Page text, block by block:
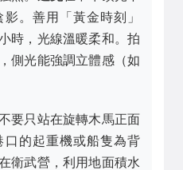
。善用「黃金時刻」
，光線溫暖柔和。拍
側光能強調立體感（如
要只站在旋轉木馬正面
的起重機或船隻為背
衛武營，利用地面積水